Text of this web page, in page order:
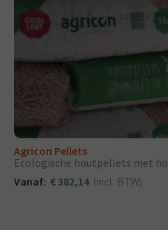
Agricon Pellets
Ecologische houtpellets met
Vanaf: € 382,14 (incl. BTW)